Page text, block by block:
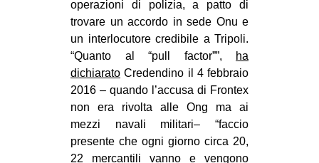
operazioni di polizia, a patto di
trovare un accordo in sede Onu e
un interlocutore credibile a Tripoli.
“Quanto al “pull factor””,
ha
dichiarato Credendino il 4 febbraio
2016 – quando l’accusa di Frontex
non era rivolta alle Ong ma ai
mezzi navali militari– “faccio
presente che ogni giorno circa 20,
22 mercantili vanno e vengono